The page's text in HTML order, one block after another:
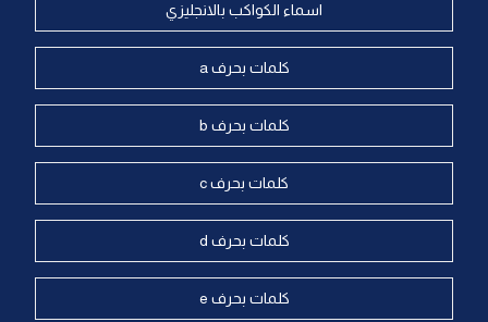
اسماء الكواكب بالانجليزي
كلمات بحرف a
كلمات بحرف b
كلمات بحرف c
كلمات بحرف d
كلمات بحرف e